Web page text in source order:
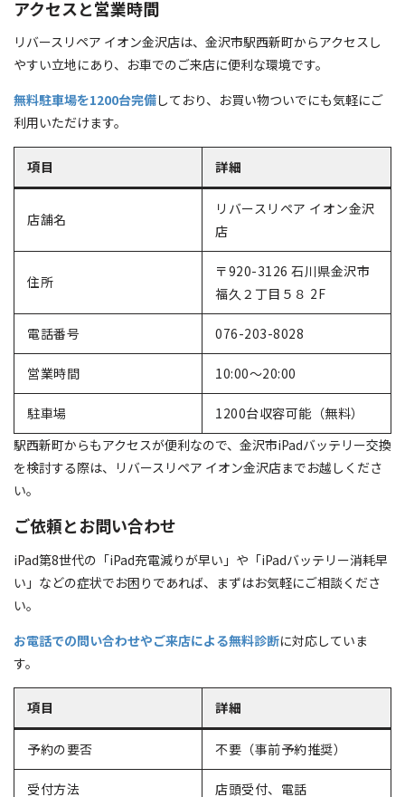
アクセスと営業時間
リバースリペア イオン金沢店は、金沢市駅西新町からアクセスし
やすい立地にあり、お車でのご来店に便利な環境です。
無料駐車場を1200台完備しており、お買い物ついでにも気軽にご
利用いただけます。
項目 詳細
店舗名
リバースリペア イオン金沢
店
住所
〒920-3126 石川県金沢市
福久２丁目５８ 2F
電話番号 076-203-8028
営業時間 10:00～20:00
駐車場
1200台収容可能（無料）
駅西新町からもアクセスが便利なので、金沢市iPadバッテリー交換
を検討する際は、リバースリペア イオン金沢店までお越しくださ
い。
ご依頼とお問い合わせ
iPad第8世代の「iPad充電減りが早い」や「iPadバッテリー消耗早
い」などの症状でお困りであれば、まずはお気軽にご相談くださ
い。
お電話での問い合わせやご来店による無料診断に対応していま
す。
項目 詳細
予約の要否 不要（事前予約推奨）
受付方法 店頭受付、電話